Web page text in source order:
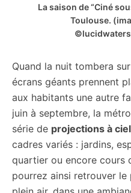
La saison de “Ciné
Toulouse.
Quand la nuit tombera
écrans géants prennent
aux habitants une autre
juin à septembre, la
série de projections à
cadres variés : jardins,
quartier ou encore cours
pourrez ainsi retrouver le